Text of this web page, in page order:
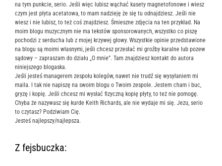
na tym punkcie, serio. Jeśli więc lubisz wąchać kasety magnetofonowe i wiesz
czym jest płyta acetatowa, to mam nadzieję że się tu odnajdziesz. Jeśli nie
wiesz i nie lubisz, to też coś znajdziesz. Śmieszne zdjęcia na ten przykład. Na
moim blogu muzycznym nie ma tekstów sponsorowanych, wszystko co piszę
pochodzi z serducha lub z mojej krzywej głowy. Wszystkie opinie przedstawione
na blogu są moimi własnymi, jeśli chcesz przesłać mi groźby karalne lub pozew
sądowy – zapraszam do działu „O mnie”. Tam znajdziesz kontakt do autora
niniejszego blogaska.
Jeśli jesteś managerem zespołu kolegów, nawet nie trudź się wysyłaniem mi
maila. I tak nie napiszę na swoim blogu o Twoim zespole. Jestem cham i buc,
gryzę i kopię. Jeśli chcesz mi wysłać fizyczną kopię płyty, to też nie pomogę.
Chyba że nazywasz się kurde Keith Richards, ale nie wydaje mi się. Jezu, serio
to czytasz? Podziwiam Cię.
Jesteś najlepszy/najlepsza.
Z fejsbuczka: